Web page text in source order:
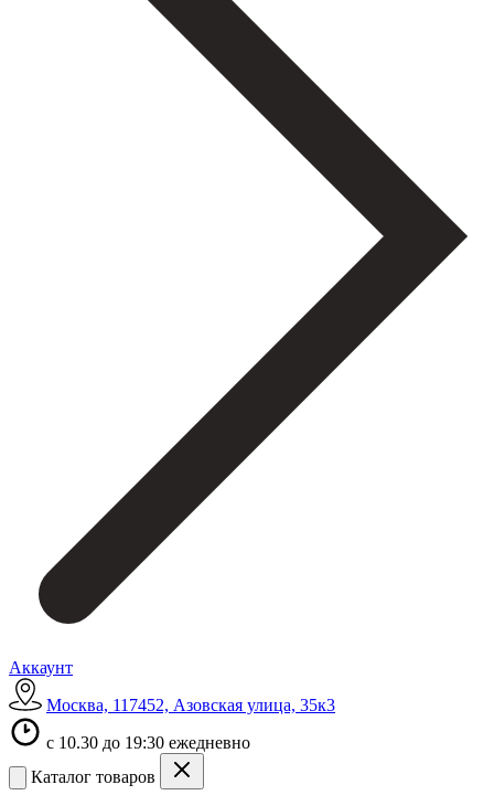
Аккаунт
Москва, 117452, Азовская улица, 35к3
с 10.30 до 19:30 ежедневно
Каталог товаров